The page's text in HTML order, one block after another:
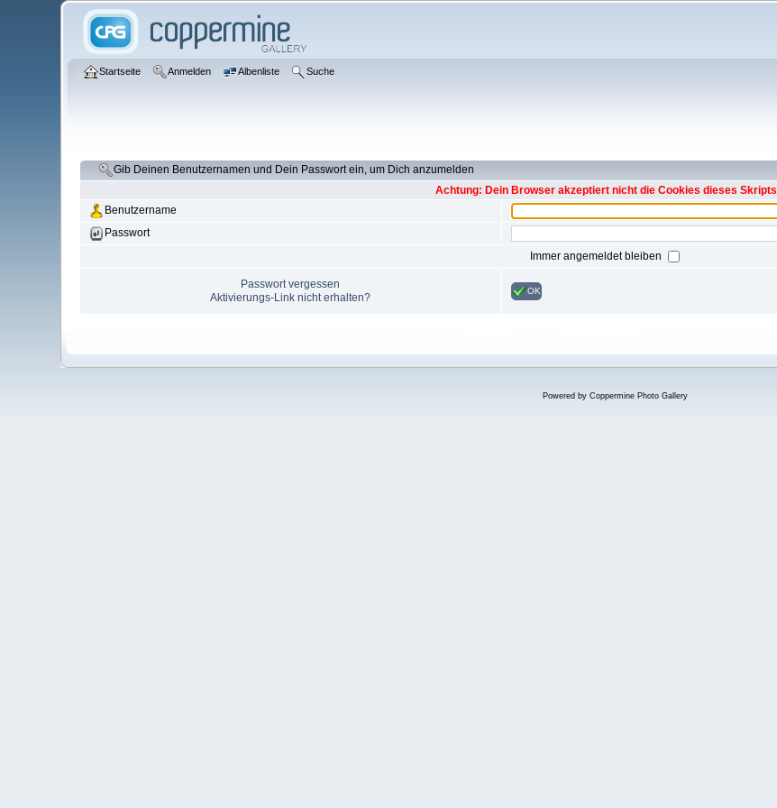
Startseite Anmelden Albenliste Suche
Gib Deinen Benutzernamen und Dein Passwort ein, um Dich anzumelden
Achtung: Dein Browser akzeptiert nicht die Cookies dieses Skripts
Benutzername
Passwort
Immer angemeldet bleiben
Passwort vergessen
Aktivierungs-Link nicht erhalten?
OK
Powered by Coppermine Photo Gallery